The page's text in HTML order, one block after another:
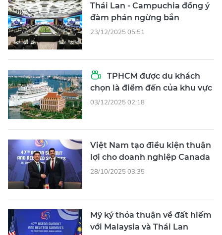
Thái Lan - Campuchia đồng ý
đàm phán ngừng bắn
23/12/2025 05:51
TPHCM được du khách
chọn là điểm đến của khu vực
03/12/2025 02:18
Việt Nam tạo điều kiện thuận
lợi cho doanh nghiệp Canada
28/10/2025 03:35
Mỹ ký thỏa thuận về đất hiếm
với Malaysia và Thái Lan